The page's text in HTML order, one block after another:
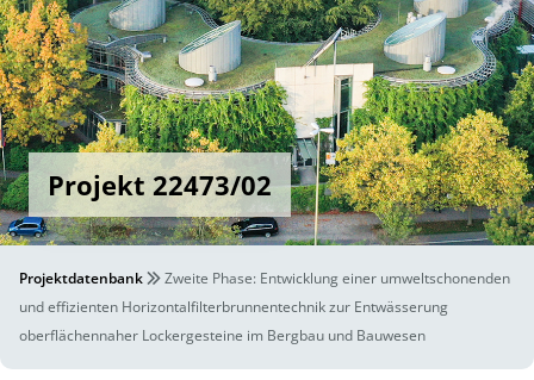
Projekt 22473/02
Projektdatenbank
Zweite Phase: Entwicklung einer umweltschonenden
und effizienten Horizontalfilterbrunnentechnik zur Entwässerung
oberflächennaher Lockergesteine im Bergbau und Bauwesen